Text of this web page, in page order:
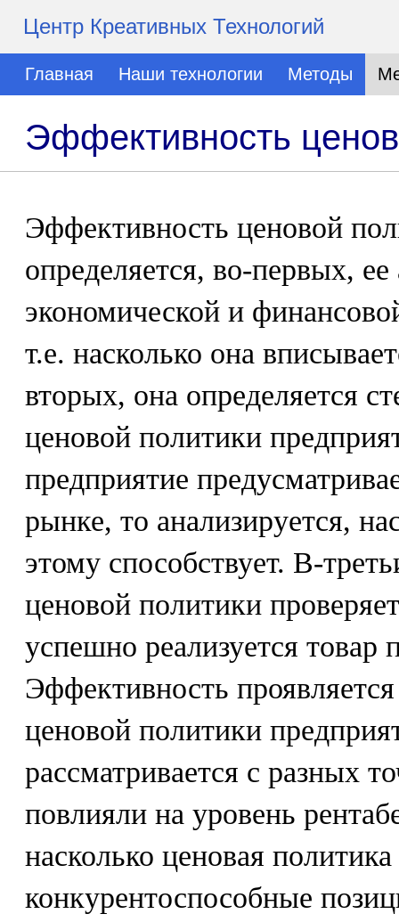
Центр Креативных Технологий
Главная Наши технологии Методы
Эффективность
Эффективность ценовой
определяется, во-первых,
экономической и
т.е. насколько она
вторых, она определяется
ценовой политики
предприятие
рынке, то анализируется,
этому способствует. В-
ценовой политики
успешно реализуется товар
Эффективность
ценовой политики
рассматривается с разных
повлияли на уровень
насколько ценовая
конкурентоспособные